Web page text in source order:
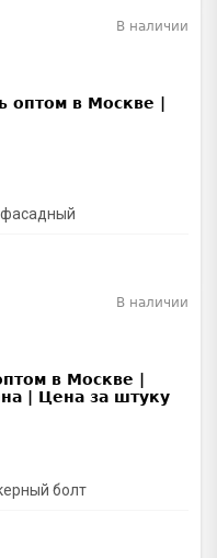
фасадный
В наличии
болт
В наличии